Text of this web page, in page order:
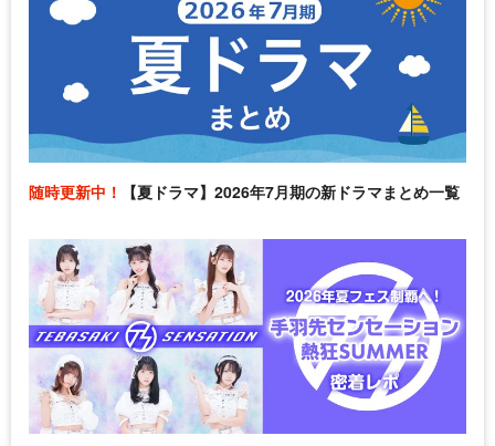
随時更新中！ 【夏ドラマ】2026年7月期の新ドラマまとめ一覧